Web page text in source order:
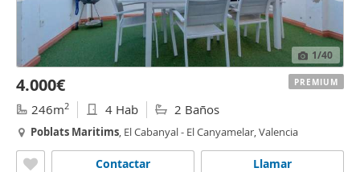
1/40
4.000€
246m2 4 Hab 2 Baños
Poblats Maritims, El Cabanyal - El Canyamelar, Valencia
Llamar
Contactar
PREMIUM